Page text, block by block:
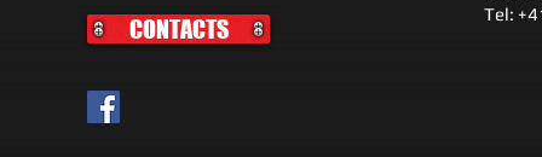
CONTACTS
Tel: